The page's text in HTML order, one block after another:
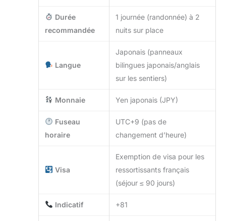
Durée
recommandée
1 journée (randonnée) à 2
nuits sur place
Langue
Japonais (panneaux
bilingues japonais/anglais
sur les sentiers)
Monnaie Yen japonais (JPY)
Fuseau
horaire
UTC+9 (pas de
changement d’heure)
Visa
Exemption de visa pour les
ressortissants français
(séjour ≤ 90 jours)
Indicatif +81